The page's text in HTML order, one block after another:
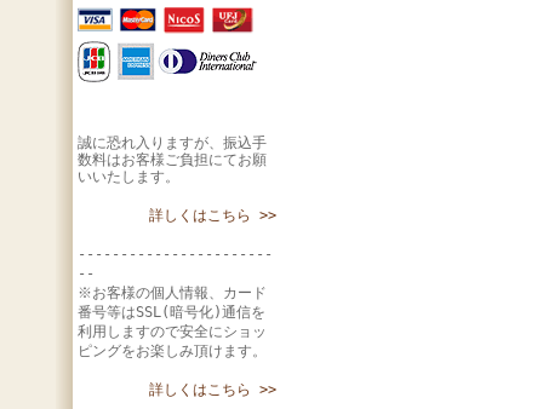
誠に恐れ入りますが、振込手
数料はお客様ご負担にてお願
いいたします。
詳しくはこちら >>
-----------------------
--
※お客様の個人情報、カード
番号等はSSL(暗号化)通信を
利用しますので安全にショッ
ピングをお楽しみ頂けます。
詳しくはこちら >>